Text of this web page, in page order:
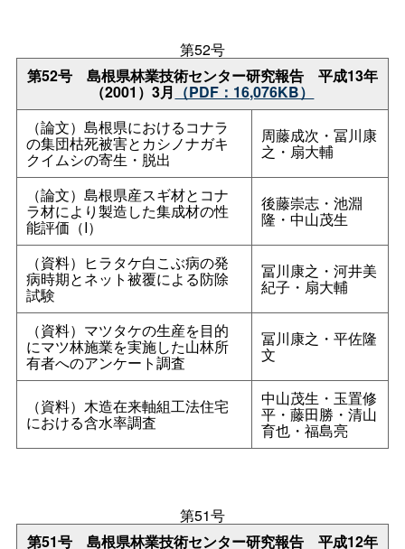
第52号
第52号 島根県林業技術センター研究報告 平成13年
（2001）3月 （PDF：16,076KB）
（論文）島根県におけるコナラ
の集団枯死被害とカシノナガキ
クイムシの寄生・脱出
周藤成次・冨川康
之・扇大輔
（論文）島根県産スギ材とコナ
ラ材により製造した集成材の性
能評価（I）
後藤崇志・池淵
隆・中山茂生
（資料）ヒラタケ白こぶ病の発
病時期とネット被覆による防除
試験
冨川康之・河井美
紀子・扇大輔
（資料）マツタケの生産を目的
にマツ林施業を実施した山林所
有者へのアンケート調査
冨川康之・平佐隆
文
（資料）木造在来軸組工法住宅
における含水率調査
中山茂生・玉置修
平・藤田勝・清山
育也・福島亮
第51号
第51号 島根県林業技術センター研究報告 平成12年